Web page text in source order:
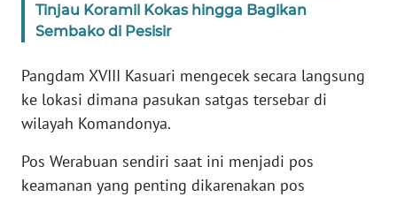
Tinjau Koramil Kokas hingga Bagikan
Sembako di Pesisir
Pangdam XVIII Kasuari mengecek secara langsung
ke lokasi dimana pasukan satgas tersebar di
wilayah Komandonya.
Pos Werabuan sendiri saat ini menjadi pos
keamanan yang penting dikarenakan pos
WN
JABAR
WN
BANTEN
NTT